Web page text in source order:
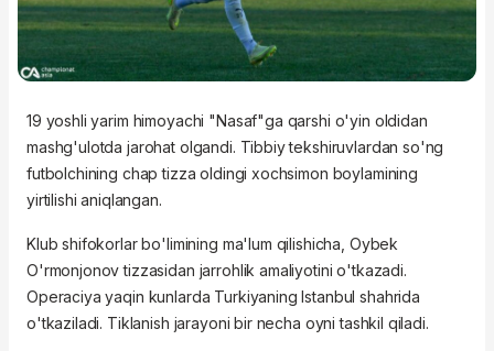
19 yoshli yarim himoyachi "Nasaf"ga qarshi o'yin oldidan
mashg'ulotda jarohat olgandi. Tibbiy tekshiruvlardan so'ng
futbolchining chap tizza oldingi xochsimon boylamining
yirtilishi aniqlangan.
Klub shifokorlar bo'limining ma'lum qilishicha, Oybek
O'rmonjonov tizzasidan jarrohlik amaliyotini o'tkazadi.
Operaciya yaqin kunlarda Turkiyaning Istanbul shahrida
o'tkaziladi. Tiklanish jarayoni bir necha oyni tashkil qiladi.